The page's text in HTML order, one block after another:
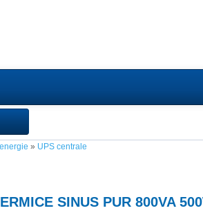
» UPS centrale
SINUS PUR 800VA